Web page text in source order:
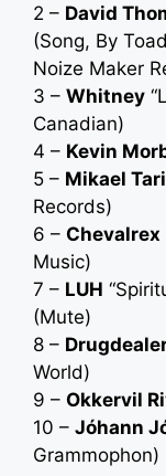
2 – David
(Song, By
Noize Maker
3 – Whitney
Canadian)
4 – Kevin
5 – Mikael
Records)
6 – Chevalrex
Music)
7 – LUH
(Mute)
8 –
World)
9 – Okkervil
10 – Jóhann
Grammophon)